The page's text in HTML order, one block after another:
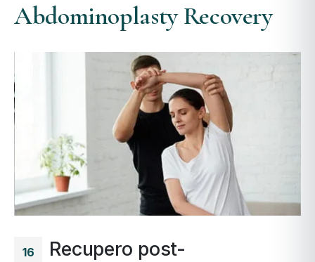
Abdominoplasty Recovery
16
Recupero post-